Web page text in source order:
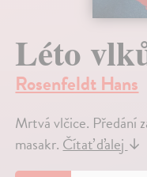
Léto
Rosenfeldt Hans
Mrtvá vlčice. Předání
masakr.Čítať ďalej↓